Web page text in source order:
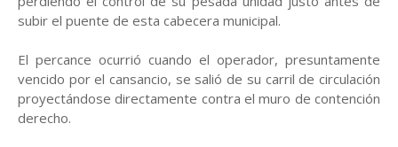
subir el puente de esta cabecera municipal.
El percance ocurrió cuando el operador, presuntamente
vencido por el cansancio, se salió de su carril de circulación
proyectándose directamente contra elmuro de contención
derecho.